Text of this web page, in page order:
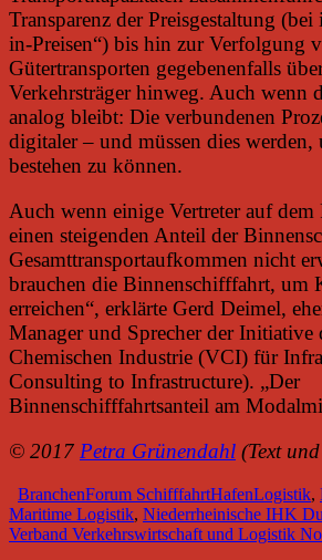
Transparenz der Preisgestaltung
in-Preisen“) bis hin zur Verfolgung
Gütertransporten gegebenenfalls
Verkehrsträger hinweg. Auch wenn
analog bleibt: Die verbundenen
digitaler – und müssen dies werden,
bestehen zu können.
Auch wenn einige Vertreter auf
einen steigenden Anteil der
Gesamttransportaufkommen nicht
brauchen die Binnenschifffahrt, um
erreichen“, erklärte Gerd Deimel,
Manager und Sprecher der Initiative
Chemischen Industrie (VCI) für
Consulting to Infrastructure). „Der
Binnenschifffahrtsanteil am
© 2017 Petra Grünendahl (Text
BranchenForum SchifffahrtHafenLogistik,
Maritime Logistik, Niederrheinische IHK
Verband Verkehrswirtschaft und Logistik